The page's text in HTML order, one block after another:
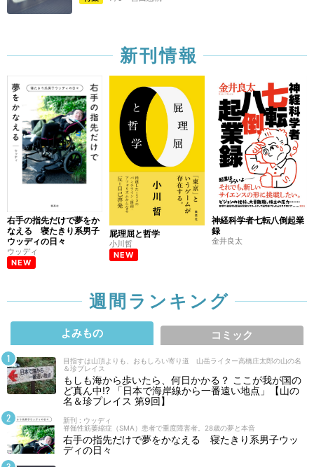
新刊情報
右手の指先だけで夢をか
なえる 寝たきり系男子
ウッディの日々
ウッディ
NEW
屁理屈と哲学
小川哲
NEW
神経科学者七転八倒起業
録
金井良太
週間ランキング
よみもの コミック
目指すは山頂よりも、おもしろい寄り道 山岳ライター高橋庄太郎の山の名
＆珍プレイス
もしも海から歩いたら、何日かかる？ ここが我が国の
ど真ん中!? 「日本で海岸線から一番遠い地点」【山の
名＆珍プレイス 第9回】
新刊 : ウッディ
脊髄性筋萎縮症（SMA）患者で重度障害者。28歳の夢と本音
右手の指先だけで夢をかなえる 寝たきり系男子ウッ
ディの日々